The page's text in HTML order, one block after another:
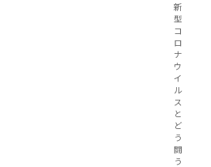
新
型
コ
ロ
ナ
ウ
イ
ル
ス
と
ど
う
闘
う